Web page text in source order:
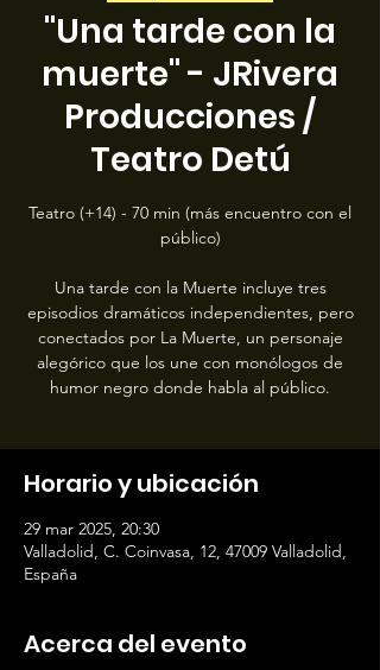
"Una tarde con la
muerte" - JRivera
Producciones /
Teatro Detú
Teatro (+14) - 70 min (más encuentro con el
público)
Una tarde con la Muerte incluye tres
episodios dramáticos independientes, pero
conectados por La Muerte, un personaje
alegórico que los une con monólogos de
humor negro donde habla al público.
Horario y ubicación
29 mar 2025, 20:30
Valladolid, C. Coinvasa, 12, 47009 Valladolid,
España
Acerca del evento